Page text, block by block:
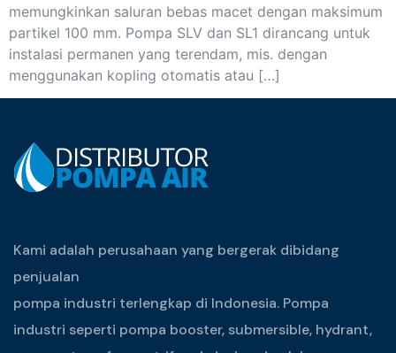
memungkinkan saluran bebas macet dengan maksimum
partikel 100 mm. Pompa SLV dan SL1 dirancang untuk
instalasi permanen yang terendam, mis. dengan
menggunakan kopling otomatis atau […]
Kami adalah perusahaan yang bergerak dibidang
penjualan
pompa industri terlengkap di Indonesia. Pompa
industri seperti pompa booster, submersible, hydrant,